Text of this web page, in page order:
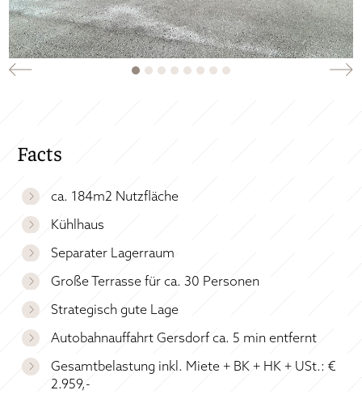
Facts
ca. 184m2 Nutzfläche
Kühlhaus
Separater Lagerraum
Große Terrasse für ca. 30 Personen
Strategisch gute Lage
Autobahnauffahrt Gersdorf ca. 5 min entfernt
Gesamtbelastung inkl. Miete + BK + HK + USt.: €
2.959,-